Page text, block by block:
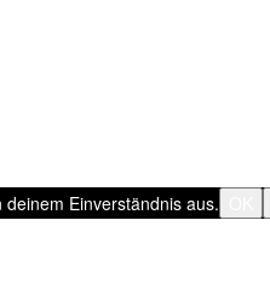
Einverständnis aus.